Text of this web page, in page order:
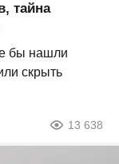
тайна
бы нашли
скрыть
13 638